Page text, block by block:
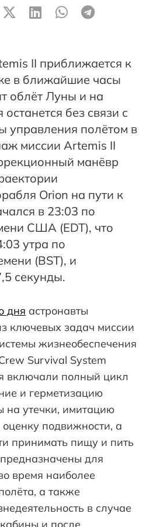
II приближается к
в ближайшие часы
облёт Луны и на
без связи с
управления полётом в
миссии Artemis II
манёвр
Orion на пути к
в 23:03 по
США (EDT), что
утра по
(BST), и
секунды.
дня астронавты
ключевых задач миссии
жизнеобеспечения
Survival System
включали полный цикл
и герметизацию
на утечки, имитацию
подвижности, а
принимать пищу и пить
для
время наиболее
а также
в случае